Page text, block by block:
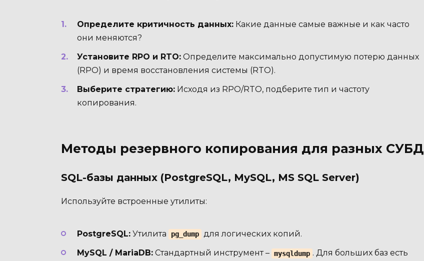
Определите критичность данных: Какие данные самые важные и как часто
они меняются?
Установите RPO и RTO: Определите максимально допустимую потерю данных
(RPO) и время восстановления системы (RTO).
Выберите стратегию: Исходя из RPO/RTO, подберите тип и частоту
копирования.
Методы резервного копирования для разных СУБД
SQL-базы данных (PostgreSQL, MySQL, MS SQL Server)
Используйте встроенные утилиты:
PostgreSQL: Утилита pg_dump для логических копий.
MySQL / MariaDB: Стандартный инструмент – mysqldump . Для больших баз есть